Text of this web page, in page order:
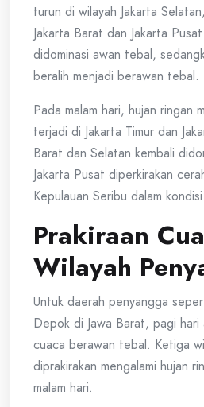
turun di wilayah Jakarta
Jakarta Barat dan Jakarta
didominasi awan tebal,
beralih menjadi berawan tebal.
Pada malam hari, hujan ringan
terjadi di Jakarta Timur dan
Barat dan Selatan kembali
Jakarta Pusat diperkirakan
Kepulauan Seribu dalam
Prakiraan
Wilayah
Untuk daerah penyangga
Depok di Jawa Barat, pagi hari
cuaca berawan tebal. Ketiga
diprakirakan mengalami hujan
malam hari.